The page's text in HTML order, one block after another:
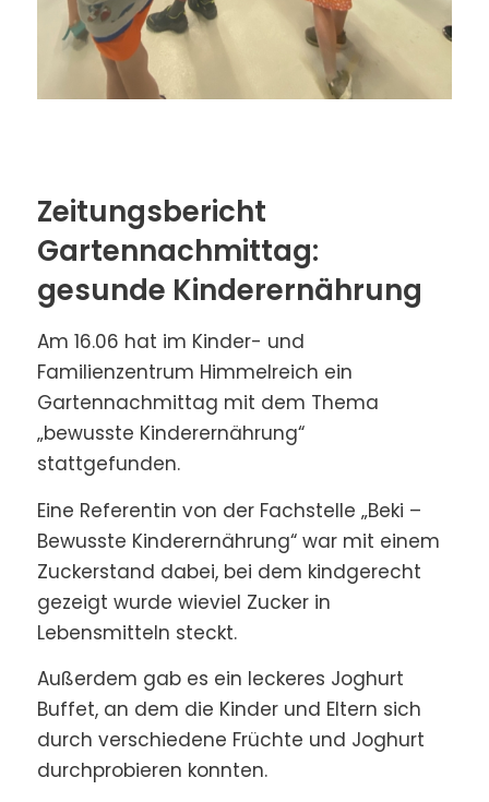
Zeitungsbericht
Gartennachmittag:
gesunde Kinderernährung
Am 16.06 hat im Kinder- und
Familienzentrum Himmelreich ein
Gartennachmittag mit dem Thema
„bewusste Kinderernährung“
stattgefunden.
Eine Referentin von der Fachstelle „Beki –
Bewusste Kinderernährung“ war mit einem
Zuckerstand dabei, bei dem kindgerecht
gezeigt wurde wieviel Zucker in
Lebensmitteln steckt.
Außerdem gab es ein leckeres Joghurt
Buffet, an dem die Kinder und Eltern sich
durch verschiedene Früchte und Joghurt
durchprobieren konnten.